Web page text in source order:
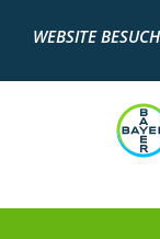
WEBSITE